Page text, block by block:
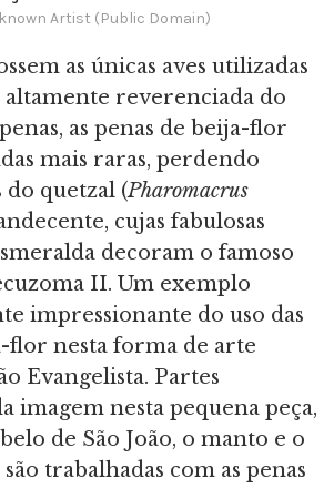
Artist (Public Domain)
as únicas aves utilizadas
altamente reverenciada do
as penas de beija-flor
mais raras, perdendo
do quetzal (Pharomacrus
cujas fabulosas
decoram o famoso
II. Um exemplo
impressionante do uso das
flor nesta forma de arte
Evangelista. Partes
imagem nesta pequena peça,
de São João, o manto e o
trabalhadas com as penas